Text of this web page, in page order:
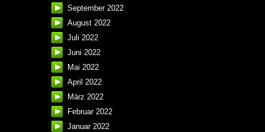
September 2022
August 2022
Juli 2022
Juni 2022
Mai 2022
April 2022
März 2022
Februar 2022
Januar 2022